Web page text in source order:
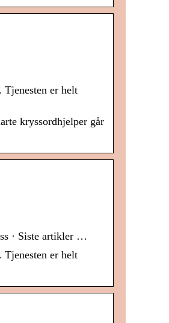
er helt
kryssordhjelper går
· Siste artikler …
er helt